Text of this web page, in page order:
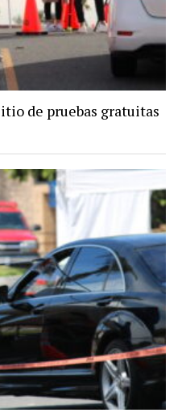
de pruebas gratuitas